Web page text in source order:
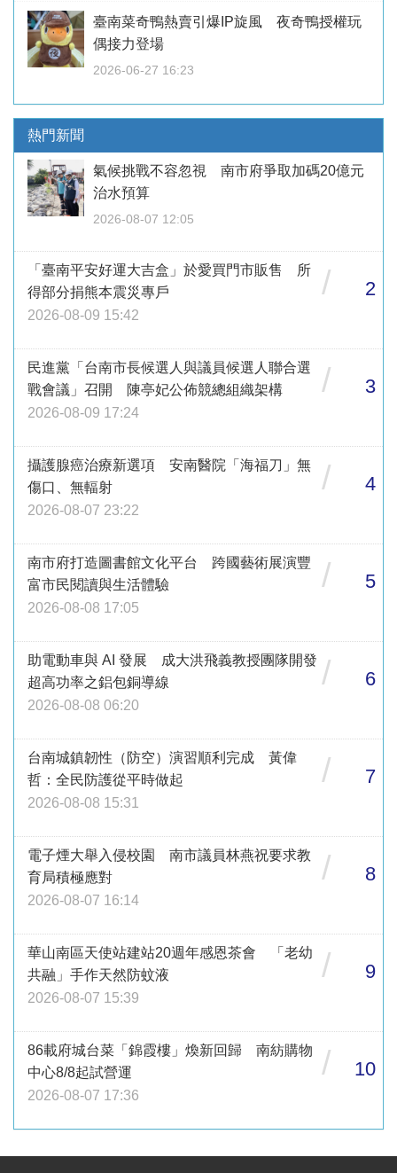
臺南菜奇鴨熱賣引爆IP旋風 夜奇鴨授權玩
偶接力登場
2026-06-27 16:23
熱門新聞
氣候挑戰不容忽視 南市府爭取加碼20億元
治水預算
2026-08-07 12:05
「臺南平安好運大吉盒」於愛買門市販售 所
得部分捐熊本震災專戶
2026-08-09 15:42
/ 2
民進黨「台南市長候選人與議員候選人聯合選
戰會議」召開 陳亭妃公佈競總組織架構
2026-08-09 17:24
/ 3
攝護腺癌治療新選項 安南醫院「海福刀」無
傷口、無輻射
2026-08-07 23:22
/ 4
南市府打造圖書館文化平台 跨國藝術展演豐
富市民閱讀與生活體驗
2026-08-08 17:05
/ 5
助電動車與 AI 發展 成大洪飛義教授團隊開發
超高功率之鋁包銅導線
2026-08-08 06:20
/ 6
台南城鎮韌性（防空）演習順利完成 黃偉
哲：全民防護從平時做起
2026-08-08 15:31
/ 7
電子煙大舉入侵校園 南市議員林燕祝要求教
育局積極應對
2026-08-07 16:14
/ 8
華山南區天使站建站20週年感恩茶會 「老幼
共融」手作天然防蚊液
2026-08-07 15:39
/ 9
86載府城台菜「錦霞樓」煥新回歸 南紡購物
中心8/8起試營運
2026-08-07 17:36
/ 10